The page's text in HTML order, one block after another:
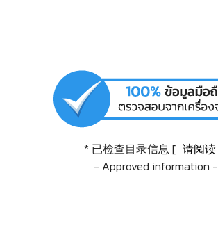
* 已检查目录信息 [ 请阅读
- Approved information -